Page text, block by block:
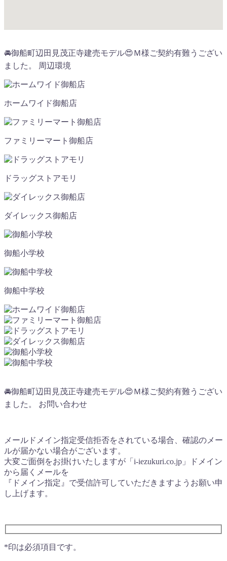
🚘御船町辺田見茂正寺建売モデル😍Ｍ様ご契約有難うござい
ました。 周辺環境
ホームワイド御船店
ファミリーマート御船店
ドラッグストアモリ
ダイレックス御船店
御船小学校
御船中学校
🚘御船町辺田見茂正寺建売モデル😍Ｍ様ご契約有難うござい
ました。 お問い合わせ
メールドメイン指定受信拒否をされている場合、確認のメー
ルが届かない場合がございます。
大変ご面倒をお掛けいたしますが「i-iezukuri.co.jp」ドメイン
から届くメールを
『ドメイン指定』で受信許可していただきますようお願い申
し上げます。
*印は必須項目です。